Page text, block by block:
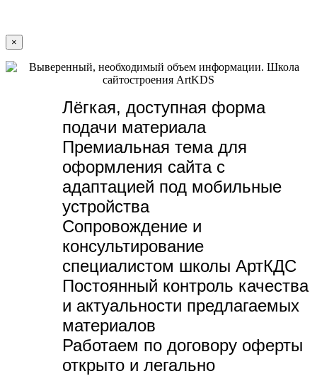
×
Лёгкая, доступная форма
подачи материала
Премиальная тема для
оформления сайта с
адаптацией под мобильные
устройства
Сопровождение и
консультирование
специалистом школы АртКДС
Постоянный контроль качества
и актуальности предлагаемых
материалов
Работаем по договору оферты
открыто и легально